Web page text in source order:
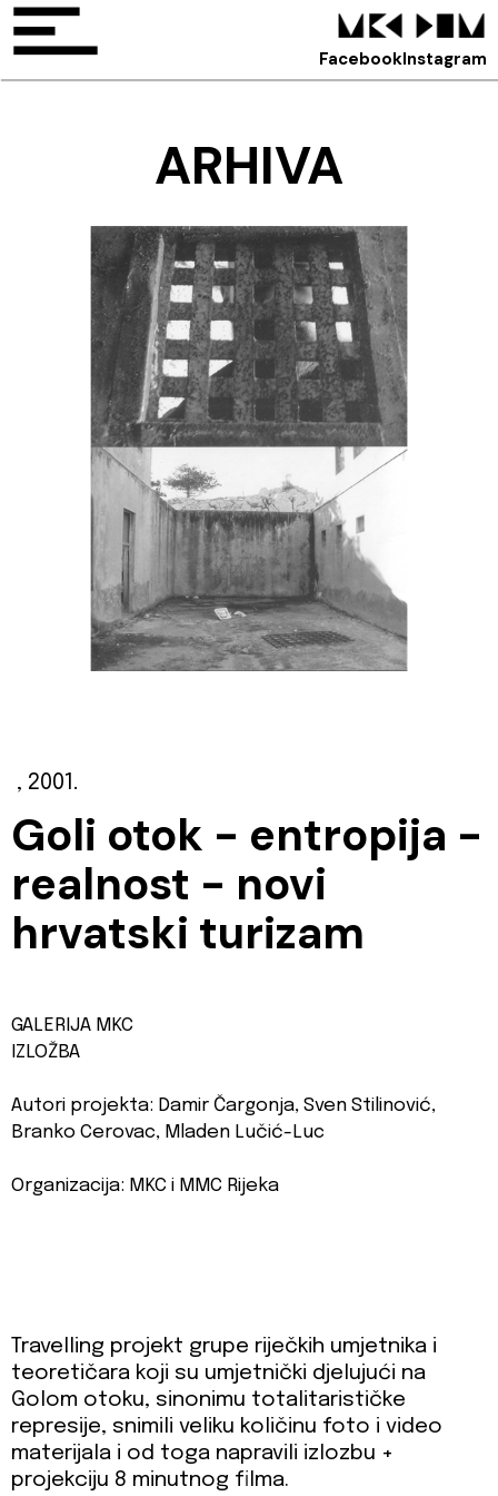
FacebookInstagram
ARHIVA
, 2001.
Goli otok - entropija -
realnost - novi
hrvatski turizam
GALERIJA MKC
IZLOŽBA
Autori projekta: Damir Čargonja, Sven Stilinović,
Branko Cerovac, Mladen Lučić-Luc
Organizacija: MKC i MMC Rijeka
Travelling projekt grupe riječkih umjetnika i
teoretičara koji su umjetnički djelujući na
Golom otoku, sinonimu totalitarističke
represije, snimili veliku količinu foto i video
materijala i od toga napravili izlozbu +
projekciju 8 minutnog filma.